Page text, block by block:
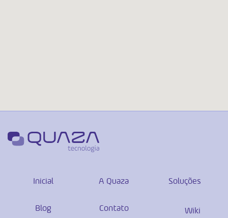
Inicial A Quaza Soluções
Blog Contato Wiki